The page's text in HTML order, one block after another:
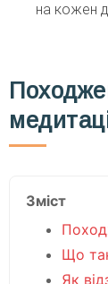
на кожен
Зміст
Що
Як